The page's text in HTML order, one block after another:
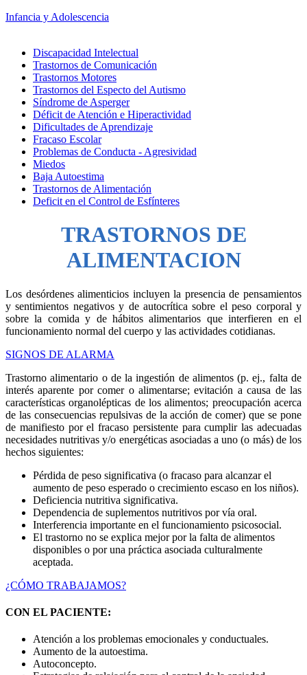
Infancia y Adolescencia
Discapacidad Intelectual
Trastornos de Comunicación
Trastornos Motores
Trastornos del Especto del Autismo
Síndrome de Asperger
Déficit de Atención e Hiperactividad
Dificultades de Aprendizaje
Fracaso Escolar
Problemas de Conducta - Agresividad
Miedos
Baja Autoestima
Trastornos de Alimentación
Deficit en el Control de Esfínteres
TRASTORNOS DE
ALIMENTACION
Los desórdenes alimenticios incluyen la presencia de pensamientos
y sentimientos negativos y de autocrítica sobre el peso corporal y
sobre la comida y de hábitos alimentarios que interfieren en el
funcionamiento normal del cuerpo y las actividades cotidianas.
SIGNOS DE ALARMA
Trastorno alimentario o de la ingestión de alimentos (p. ej., falta de
interés aparente por comer o alimentarse; evitación a causa de las
características organolépticas de los alimentos; preocupación acerca
de las consecuencias repulsivas de la acción de comer) que se pone
de manifiesto por el fracaso persistente para cumplir las adecuadas
necesidades nutritivas y/o energéticas asociadas a uno (o más) de los
hechos siguientes:
Pérdida de peso significativa (o fracaso para alcanzar el
aumento de peso esperado o crecimiento escaso en los niños).
Deficiencia nutritiva significativa.
Dependencia de suplementos nutritivos por vía oral.
Interferencia importante en el funcionamiento psicosocial.
El trastorno no se explica mejor por la falta de alimentos
disponibles o por una práctica asociada culturalmente
aceptada.
¿CÓMO TRABAJAMOS?
CON EL PACIENTE:
Atención a los problemas emocionales y conductuales.
Aumento de la autoestima.
Autoconcepto.